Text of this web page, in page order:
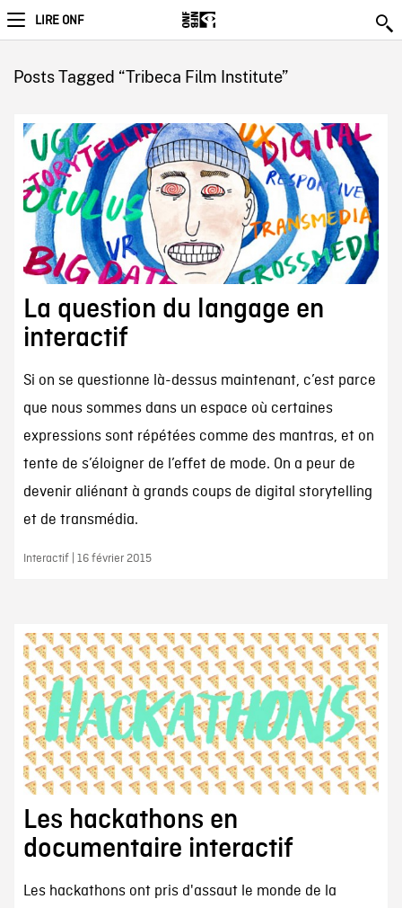
LIRE ONF
Posts Tagged “Tribeca Film Institute”
La question du langage en
interactif
Si on se questionne là-dessus maintenant, c’est parce
que nous sommes dans un espace où certaines
expressions sont répétées comme des mantras, et on
tente de s’éloigner de l’effet de mode. On a peur de
devenir aliénant à grands coups de digital storytelling
et de transmédia.
Interactif | 16 février 2015
Les hackathons en
documentaire interactif
Les hackathons ont pris d'assaut le monde de la